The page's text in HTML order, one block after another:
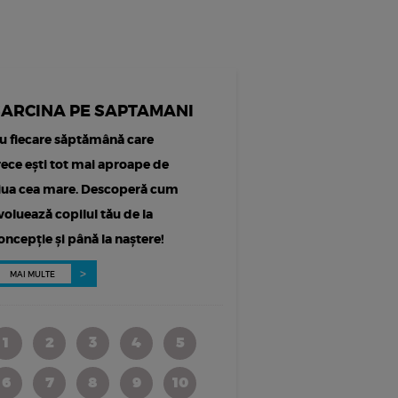
PE SAPTAMANI
fiecare săptămână care
ești tot mai aproape de
cea mare. Descoperă cum
copilul tău de la
și până la naștere!
MAI MULTE
1 2 3 4 5
6 7 8 9 10